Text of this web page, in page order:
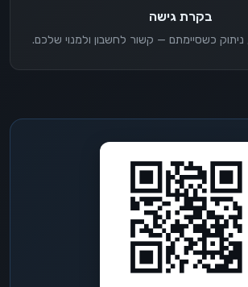
בקרת גישה
כשסיימתם — קשור לחשבון ולמנוי שלכם.